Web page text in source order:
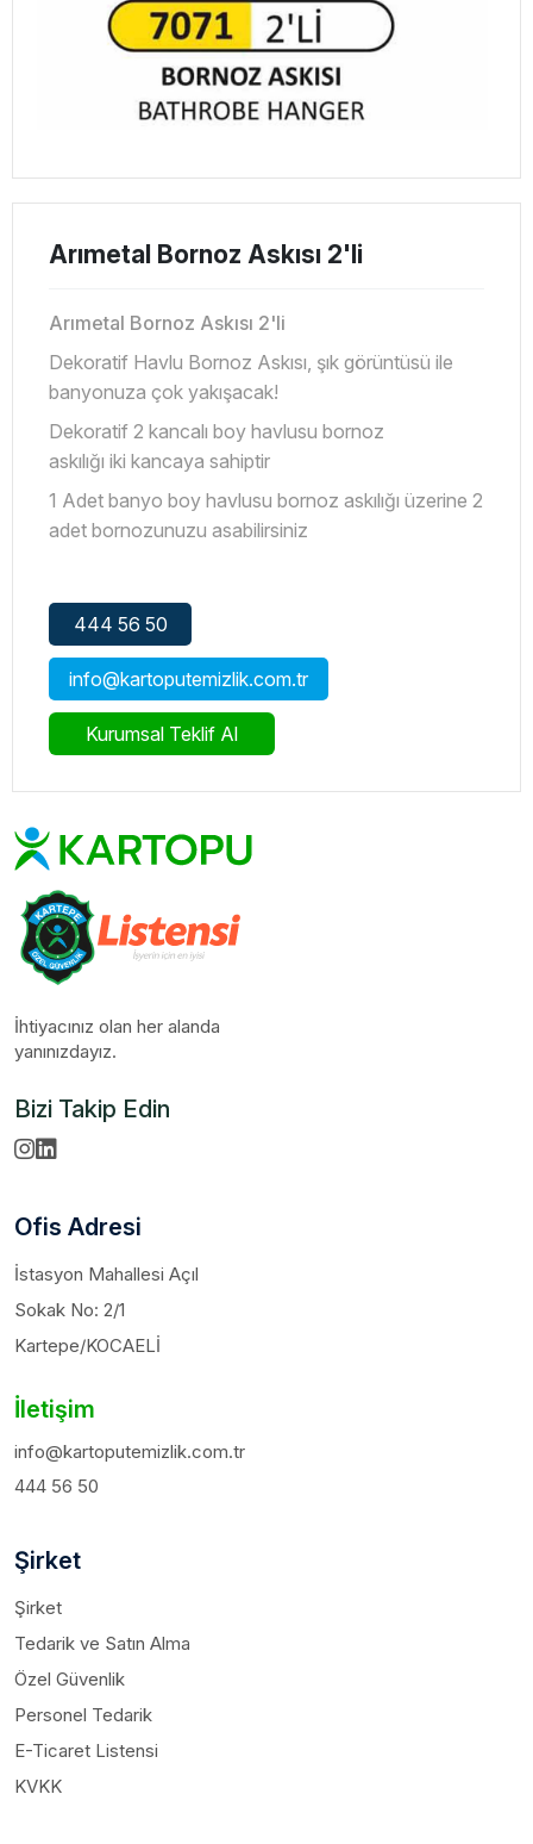
Arımetal Bornoz Askısı 2'li
Arımetal Bornoz Askısı 2'li
Dekoratif Havlu Bornoz Askısı, şık görüntüsü ile
banyonuza çok yakışacak!
Dekoratif 2 kancalı boy havlusu bornoz
askılığı iki kancaya sahiptir
1 Adet banyo boy havlusu bornoz askılığı üzerine 2
adet bornozunuzu asabilirsiniz
444 56 50
info@kartoputemizlik.com.tr
Kurumsal Teklif Al
İhtiyacınız olan her alanda
yanınızdayız.
Bizi Takip Edin
Ofis Adresi
İstasyon Mahallesi Açıl
Sokak No: 2/1
Kartepe/KOCAELİ
İletişim
info@kartoputemizlik.com.tr
444 56 50
Şirket
Şirket
Tedarik ve Satın Alma
Özel Güvenlik
Personel Tedarik
E-Ticaret Listensi
KVKK